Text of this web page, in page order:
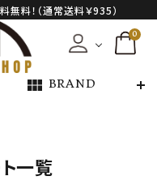
料！（通常送料￥935）
0
view_module BRAND
一覧